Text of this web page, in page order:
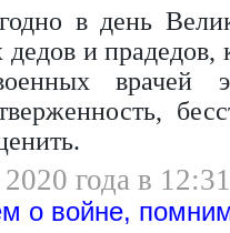
в день
и прадедов,
года в
о войне,